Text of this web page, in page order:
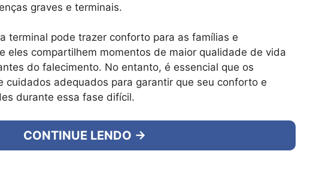
graves e terminais.
terminal pode trazer conforto para as famílias e
eles compartilhem momentos de maior qualidade de vida
do falecimento. No entanto, é essencial que os
cuidados adequados para garantir que seu conforto e
durante essa fase difícil.
CONTINUE LENDO →